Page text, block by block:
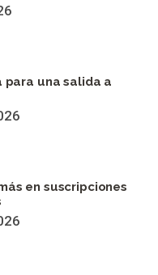
para una salida a
en suscripciones